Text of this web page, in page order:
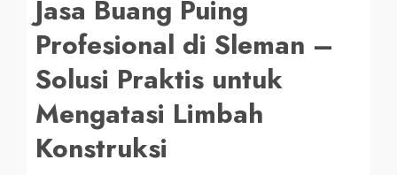
Jasa Buang Puing
Profesional di Sleman –
Solusi Praktis untuk
Mengatasi Limbah
Konstruksi